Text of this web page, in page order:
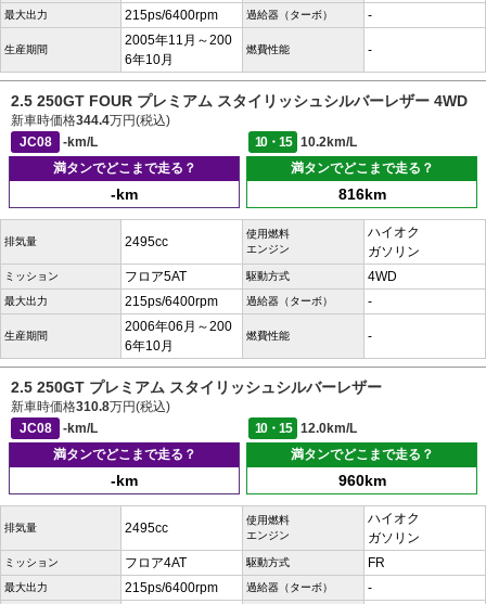
最大出力 215ps/6400rpm 過給器（ターボ） -
生産期間
2005年11月～200
6年10月
燃費性能 -
2.5 250GT FOUR プレミアム スタイリッシュシルバーレザー 4WD
新車時価格344.4万円(税込)
JC08
-km/L 10・15
10.2km/L
満タンでどこまで走る？
-km
満タンでどこまで走る？
816km
排気量 2495cc
使用燃料
エンジン
ハイオク
ガソリン
ミッション フロア5AT 駆動方式 4WD
最大出力 215ps/6400rpm 過給器（ターボ） -
生産期間
2006年06月～200
6年10月
燃費性能 -
2.5 250GT プレミアム スタイリッシュシルバーレザー
新車時価格310.8万円(税込)
JC08
-km/L 10・15
12.0km/L
満タンでどこまで走る？
-km
満タンでどこまで走る？
960km
排気量 2495cc
使用燃料
エンジン
ハイオク
ガソリン
ミッション フロア4AT 駆動方式 FR
最大出力 215ps/6400rpm 過給器（ターボ） -